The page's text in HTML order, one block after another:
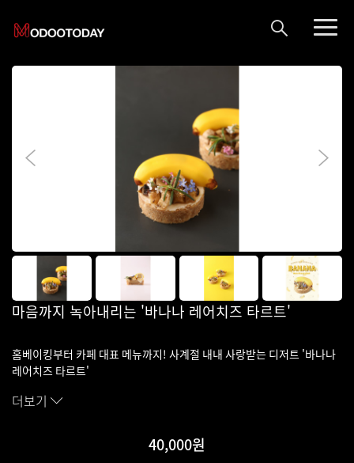
마음까지 녹아내리는 '바나나 레어치즈 타르트'
홈베이킹부터 카페 대표 메뉴까지! 사계절 내내 사랑받는 디저트 '바나나
레어치즈 타르트'
더보기
40,000원